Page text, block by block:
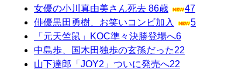
女優の小川真由美さん死去 86歳
47
俳優黒田勇樹、お笑いコンビ加入
5
「元天竺鼠」KOC準々決勝登場へ6
中島歩、国木田独歩の玄孫だった22
山下達郎「JOY2」ついに発売へ22